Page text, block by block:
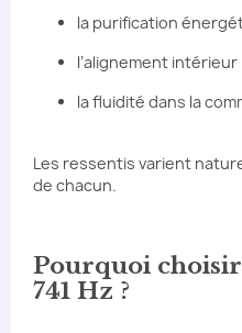
la purification
l’alignement intérieur
la fluidité dans la
Les ressentis varient
de chacun.
Pourquoi
741 Hz ?